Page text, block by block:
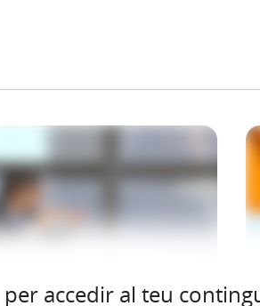
en finestra nova)
per accedir al teu